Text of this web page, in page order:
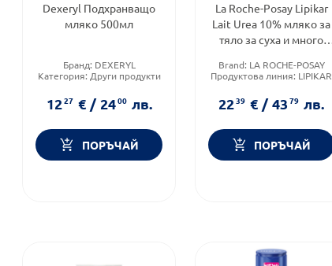
Dexeryl Подхранващо
мляко 500мл
Бранд: DEXERYL
Категория: Други продукти
Форма на продукта:
1227 € / 2400 лв.
ПОРЪЧАЙ
La Roche-Posay Lipikar
Lait Urea 10% мляко за
тяло за суха и много
852302
Brand: LA ROCHE-POSAY
Продуктова линия: LIPIKAR
2239 € / 4379 лв.
ПОРЪЧАЙ